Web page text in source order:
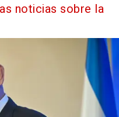
noticias sobre la